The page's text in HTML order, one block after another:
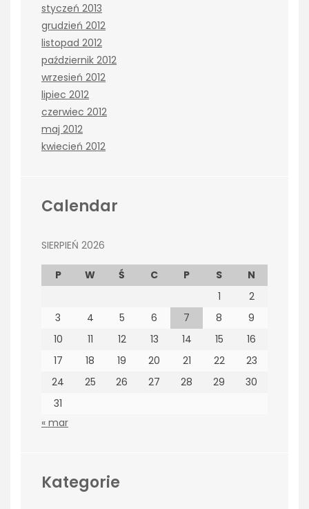
styczeń 2013
grudzień 2012
listopad 2012
październik 2012
wrzesień 2012
lipiec 2012
czerwiec 2012
maj 2012
kwiecień 2012
Calendar
SIERPIEŃ 2026
P W Ś C P S
N
1
2
3
4 5 6 7 8
9
10
11 12 13 14 15
16
17
18 19 20 21 22
23
24
25 26 27 28 29
30
31
« mar
Kategorie